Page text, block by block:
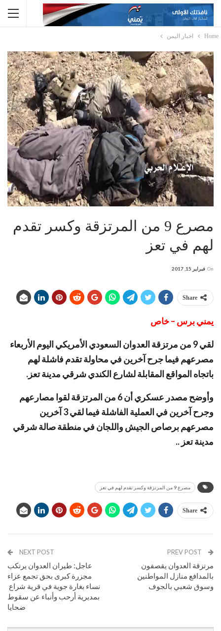
Home اخبار اليمن
مصرع 9 من المرتزقة وكسر تقدم
لهم في تعز
On فبراير 15, 2017
Share
يمني برس – خاص
لقي 9 من مرتزقة العدوان السعودي الأمريكي اليوم الأربعاء
مصرعهم فيما جرح آخرين في محاولة تقدم فاشلة لهم
باتجاه المواقع المقابلة لشارع الكندي شرقي مدينة تعز.
وأوضح مصدر عسكري أن 6 من المرتزقة لقوا مصارعهم
وجرح آخرين في العملية الفاشلة فيما لقي 3 آخرين
مصرعهم برصاص الجيش واللجان في منطقة صالة شرقي
مدينة تعز ..
مصرع 9 من المرتزقة وكسر تقدم لهم في تعز
Share
مرتزقة العدوان يقصفون
بالمدافع منازل المواطنين
وسوق شعبي بالجوف
NEXT POST
عاجل: طيران العدوان يرتكب
مجزرة كبرى بحق تجمع عزاء
نساء بغارة جوية في قرية شراع
بمديرية أرحب وأنباء عن سقوط
ضحايا